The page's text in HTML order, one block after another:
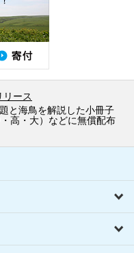
リース
と海鳥を解説した小冊子
高・大）などに無償配布